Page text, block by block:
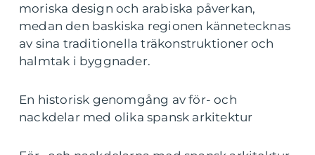
moriska design och arabiska påverkan,
medan den baskiska regionen kännetecknas
av sina traditionella träkonstruktioner och
halmtak i byggnader.
En historisk genomgång av för- och
nackdelar med olika spansk arkitektur